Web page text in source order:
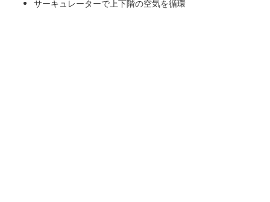
サーキュレーターで上下階の空気を循環